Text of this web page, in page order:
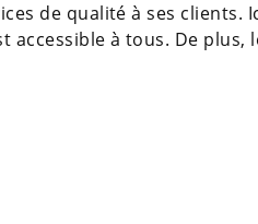
de qualité à ses
à tous. De plus,